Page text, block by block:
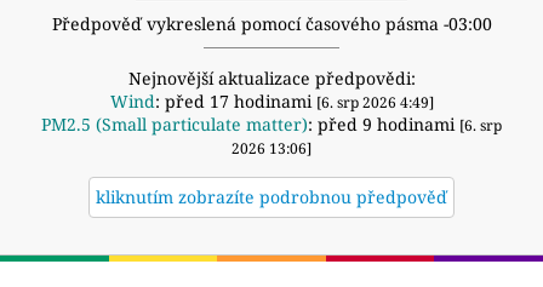
Předpověď vykreslená pomocí časového pásma -03:00
Nejnovější aktualizace předpovědi:
Wind: před 17 hodinami [6. srp 2026 4:49]
PM2.5 (Small particulate matter): před 9 hodinami [6. srp
2026 13:06]
kliknutím zobrazíte podrobnou předpověď